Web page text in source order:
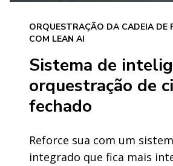
ORQUESTRAÇÃO DA CADEIA DE
COM LEAN AI
Sistema de
orquestração de
fechado
Reforce sua com um
integrado que fica mais